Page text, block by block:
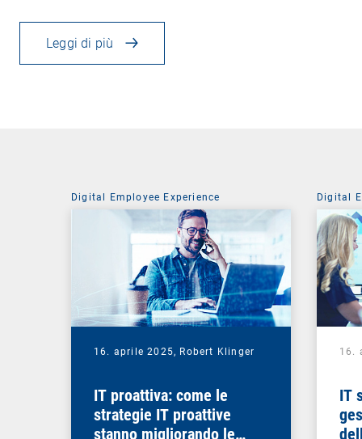
Leggi di più
Digital Employee Experience
16. aprile 2025, Robert Klinger
IT proattiva: come le
strategie IT proattive
stanno migliorando le
Digital
16.
IT